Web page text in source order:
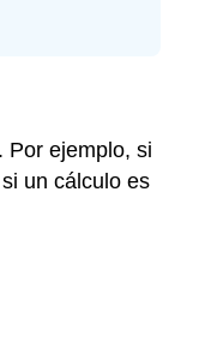
Ejemplo
Por ejemplo, si
un cálculo es